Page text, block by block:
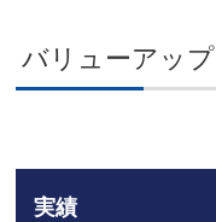
バリューアップ
実績